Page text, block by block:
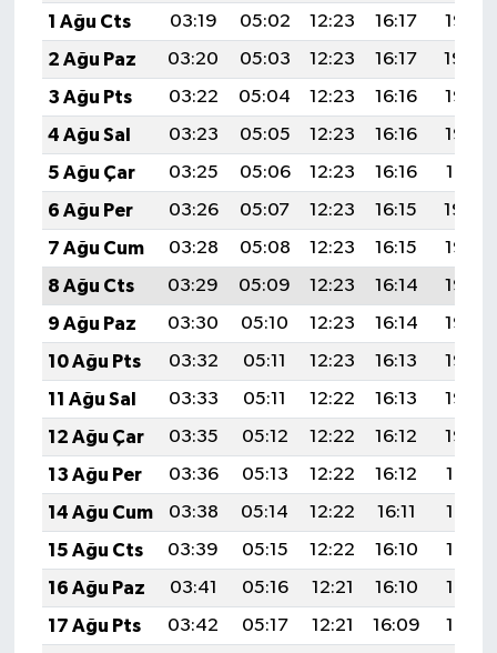
1 Ağu Cts
03:19 05:02 12:23 16:17
19:35
2 Ağu Paz
03:20 05:03 12:23 16:17
19:34
3 Ağu Pts
03:22 05:04 12:23 16:16
19:33
4 Ağu Sal
03:23 05:05 12:23 16:16
19:32
5 Ağu Çar
03:25 05:06 12:23 16:16
19:31
6 Ağu Per
03:26 05:07 12:23 16:15
19:29
7 Ağu Cum
03:28 05:08 12:23 16:15
19:28
8 Ağu Cts
03:29 05:09 12:23 16:14
19:27
9 Ağu Paz
03:30 05:10 12:23 16:14
19:26
10 Ağu Pts
03:32 05:11 12:23 16:13
19:25
11 Ağu Sal
03:33 05:11 12:22 16:13
19:23
12 Ağu Çar
03:35 05:12 12:22 16:12
19:22
13 Ağu Per
03:36 05:13 12:22 16:12
19:21
14 Ağu Cum
03:38 05:14 12:22 16:11
19:19
15 Ağu Cts
03:39 05:15 12:22 16:10
19:18
16 Ağu Paz
03:41 05:16 12:21 16:10
19:17
17 Ağu Pts
03:42 05:17 12:21 16:09
19:15